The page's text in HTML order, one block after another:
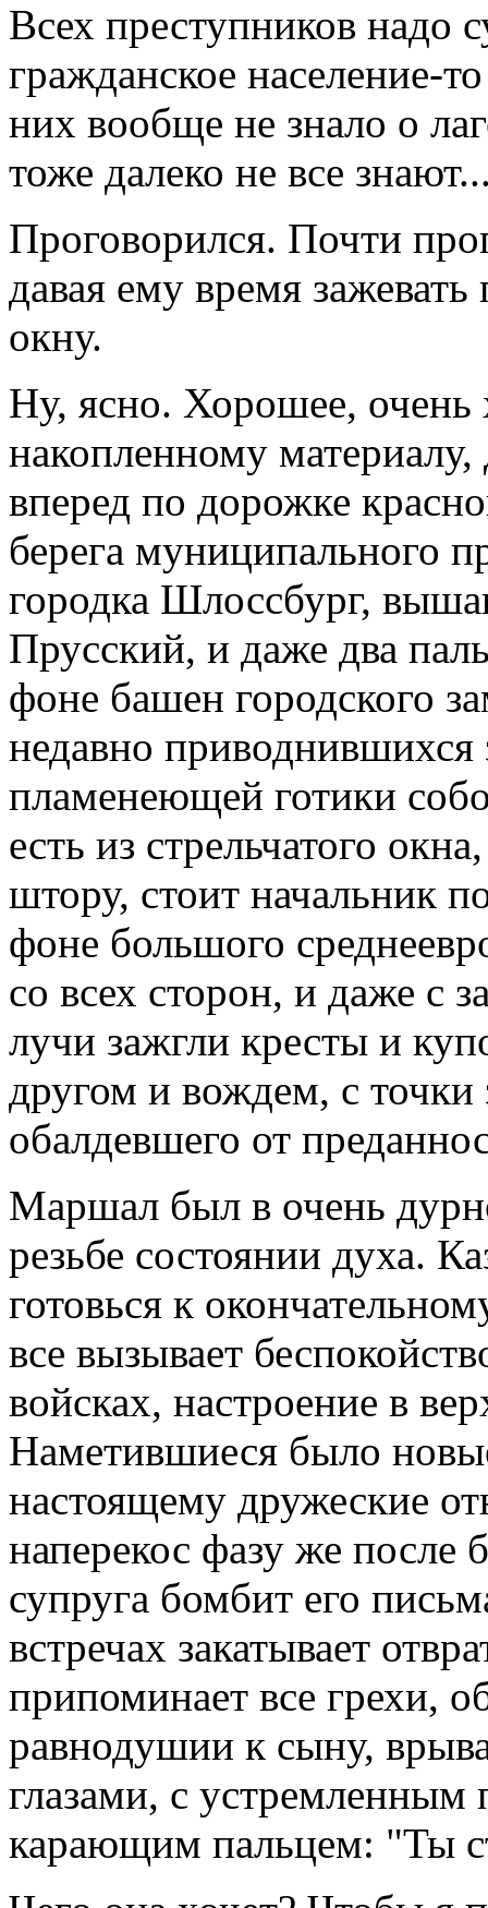
Всех преступников надо
гражданское население-
них вообще не знало о
тоже далеко не все
Проговорился. Почти
давая ему время
окну.
Ну, ясно. Хорошее, очень
накопленному
вперед по дорожке
берега муниципального
городка Шлоссбург,
Прусский, и даже два
фоне башен городского
недавно
пламенеющей готики
есть из стрельчатого
штору, стоит начальник
фоне большого
со всех сторон, и даже с
лучи зажгли кресты и
другом и вождем, с
обалдевшего от
Маршал был в очень
резьбе состоянии духа.
готовься к
все вызывает
войсках, настроение в
Наметившиеся было
настоящему дружеские
наперекос фазу же после
супруга бомбит его
встречах закатывает
припоминает все грехи,
равнодушии к сыну,
глазами, с устремленным
карающим пальцем: "Ты